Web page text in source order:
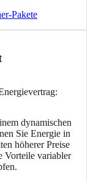
Pakete
dynamischen
Sie Energie in
höherer Preise
Vorteile variabler